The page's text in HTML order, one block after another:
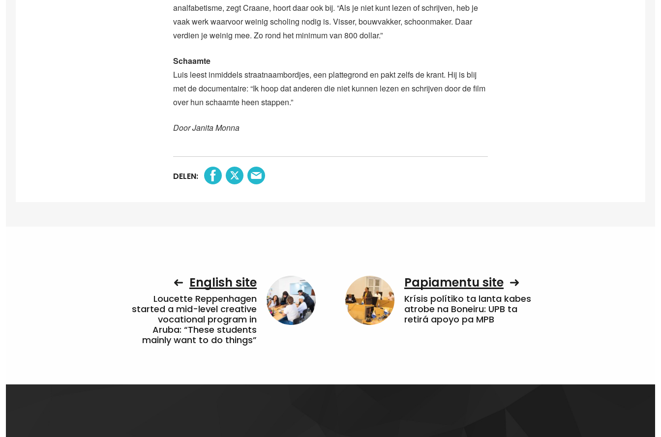
analfabetisme, zegt Craane, hoort daar ook bij. “Als je niet kunt lezen of schrijven, heb je
vaak werk waarvoor weinig scholing nodig is. Visser, bouwvakker, schoonmaker. Daar
verdien je weinig mee. Zo rond het minimum van 800 dollar.”
Schaamte
Luis leest inmiddels straatnaambordjes, een plattegrond en pakt zelfs de krant. Hij is blij
met de documentaire: “Ik hoop dat anderen die niet kunnen lezen en schrijven door de film
over hun schaamte heen stappen.”
Door Janita Monna
DELEN:
English site
Loucette Reppenhagen
started a mid-level creative
vocational program in
Aruba: “These students
mainly want to do things”
Papiamentu site
Krísis polítiko ta lanta kabes
atrobe na Boneiru: UPB ta
retirá apoyo pa MPB